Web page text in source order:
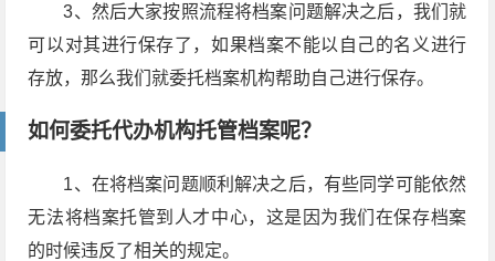
3、然后大家按照流程将档案问题解决之后，我们就
可以对其进行保存了，如果档案不能以自己的名义进行
存放，那么我们就委托档案机构帮助自己进行保存。
如何委托代办机构托管档案呢？
1、在将档案问题顺利解决之后，有些同学可能依然
无法将档案托管到人才中心，这是因为我们在保存档案
的时候违反了相关的规定。